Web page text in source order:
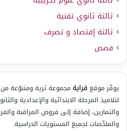
ثالثة ثانوي تقنية
ثالثة إقتصاد و تصرف
قصص
يوفّر موقع قرايةمجموعة ثرية ومتنوّعة من
لتلاميذ المرحلة الابتدائية والإعدادية
والتمارين، إضافة إلى فروض المراقبة
والملخّصات لجميع المستويات الدراسية.